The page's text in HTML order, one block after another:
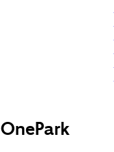
OnePark